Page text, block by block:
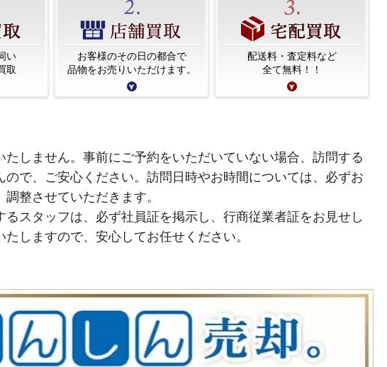
い
取
お客様のその日の都合で
品物をお売りいただけます。
配送料・査定料など
全て無料！！
たしません。事前にご予約をいただいていない場合、訪問する
ので、ご安心ください。訪問日時やお時間については、必ずお
整させていただきます。
るスタッフは、必ず社員証を掲示し、行商従業者証をお見せし
しますので、安心してお任せください。